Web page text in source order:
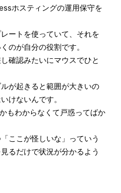
ホスティングの運用保守を
ートを使っていて、それを
のが自分の役割です。
確認みたいにマウスでひと
が起きると範囲が大きいの
けないんです。
もわからなくて戸惑ってばか
ここが怪しいな」っていう
るだけで状況が分かるよう